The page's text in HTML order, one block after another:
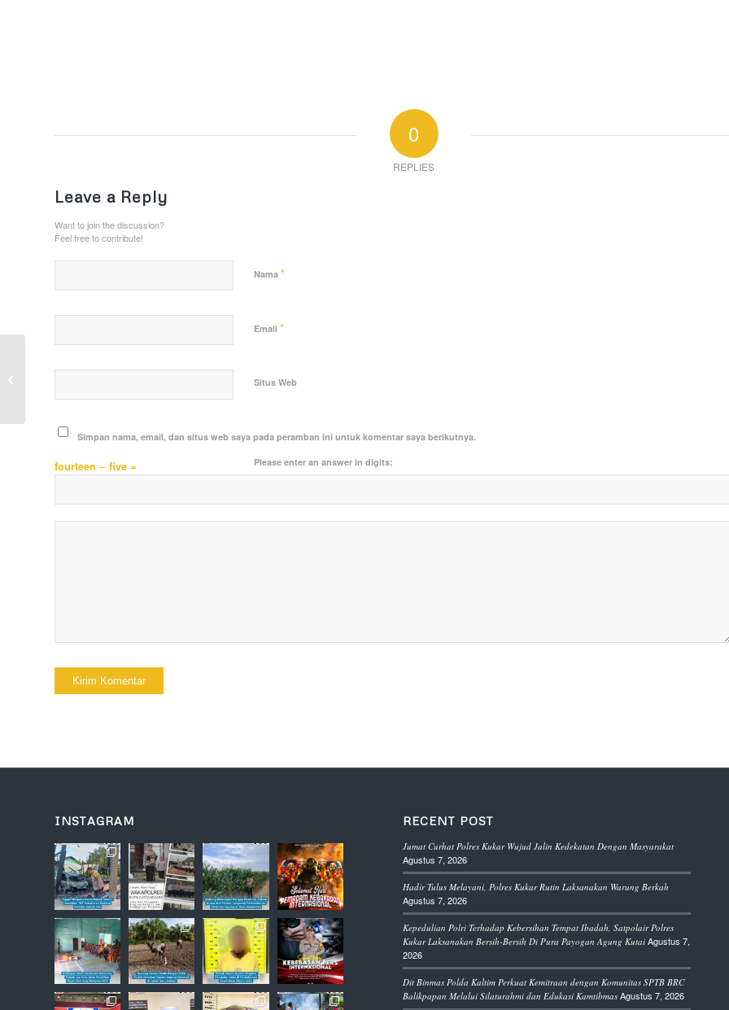
0
REPLIES
Leave a Reply
Want to join the discussion?
Feel free to contribute!
Nama *
Email *
Situs Web
Simpan nama, email, dan situs web saya pada peramban ini untuk komentar saya berikutnya.
Please enter an answer in digits:
fourteen − five =
INSTAGRAM RECENT POST
Jumat Curhat Polres Kukar Wujud Jalin Kedekatan Dengan Masyarakat
Agustus 7, 2026
Hadir Tulus Melayani, Polres Kukar Rutin Laksanakan Warung Berkah
Agustus 7, 2026
Kepedulian Polri Terhadap Kebersihan Tempat Ibadah, Satpolair Polres
Kukar Laksanakan Bersih-Bersih Di Pura Payogan Agung Kutai Agustus 7,
2026
Dit Binmas Polda Kaltim Perkuat Kemitraan dengan Komunitas SPTB BRC
Balikpapan Melalui Silaturahmi dan Edukasi Kamtibmas Agustus 7, 2026
Tempat Wisata...